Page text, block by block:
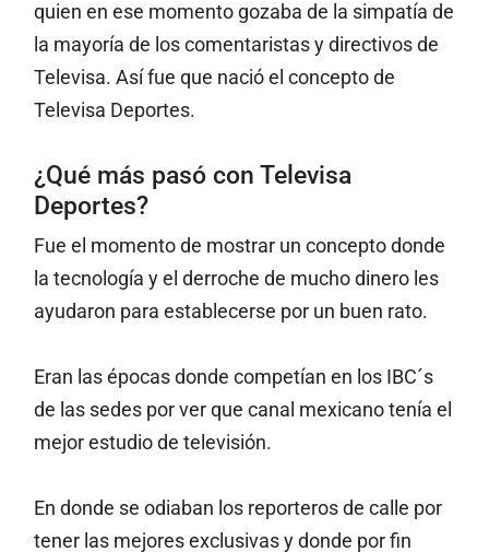
quien en ese momento gozaba de la simpatía de
la mayoría de los comentaristas y directivos de
Televisa. Así fue que nació el concepto de
Televisa Deportes.
¿Qué más pasó con Televisa
Deportes?
Fue el momento de mostrar un concepto donde
la tecnología y el derroche de mucho dinero les
ayudaron para establecerse por un buen rato.
Eran las épocas donde competían en los IBC´s
de las sedes por ver que canal mexicano tenía el
mejor estudio de televisión.
En donde se odiaban los reporteros de calle por
tener las mejores exclusivas y donde por fin